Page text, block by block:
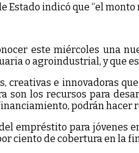
Estado indicó que “el
este miércoles una
o agroindustrial, y que
creativas e innovadoras
son los recursos para
podrán hacer
empréstito para jóvenes
ciento de cobertura en la